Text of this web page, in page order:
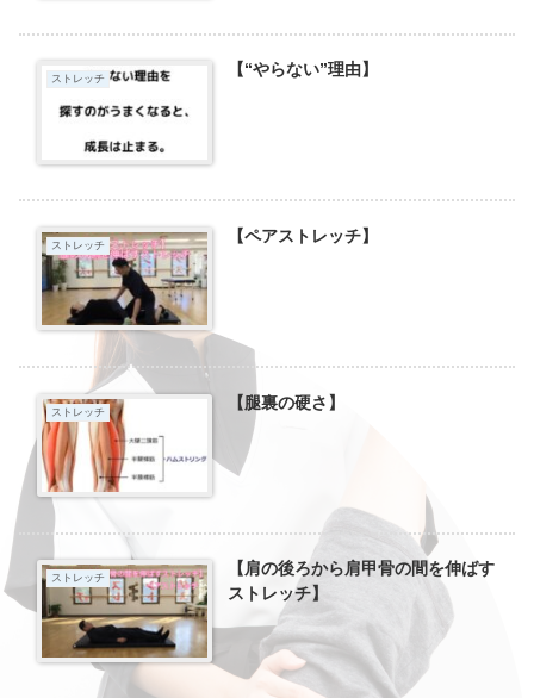
ストレッチ 【“やらない”理由】
ストレッチ 【ペアストレッチ】
ストレッチ 【腿裏の硬さ】
ストレッチ
【肩の後ろから肩甲骨の間を伸ばす
ストレッチ】